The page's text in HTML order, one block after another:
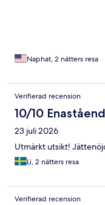
Naphat, 2 nätters resa
Verifierad recension
10/10
23 juli 2026
Utmärkt utsikt!
Li, 2 nätters resa
Verifierad recension